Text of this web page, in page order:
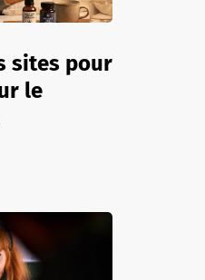
sites pour
le